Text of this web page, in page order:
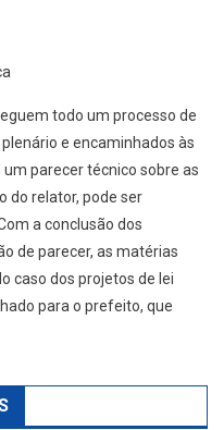
todo um processo de
e encaminhados às
parecer técnico sobre as
do relator, pode ser
a conclusão dos
de parecer, as matérias
caso dos projetos de lei
para o prefeito, que